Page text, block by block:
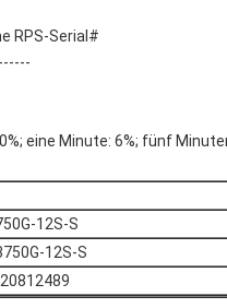
RPS-Serial#
eine Minute: 6%; fünf
12S-S
12S-S